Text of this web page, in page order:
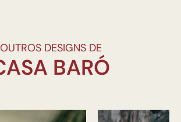
OUTROS DESIGNS DE